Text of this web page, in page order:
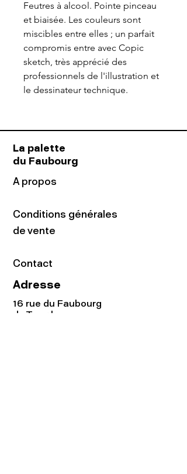
Feutres à alcool. Pointe pinceau
et biaisée. Les couleurs sont
miscibles entre elles ; un parfait
compromis entre avec Copic
sketch, très apprécié des
professionnels de l'illustration et
le dessinateur technique.
La palette
du Faubourg
A propos
Conditions générales
de vente
Contact
Adresse
16 rue du Faubourg
du Temple